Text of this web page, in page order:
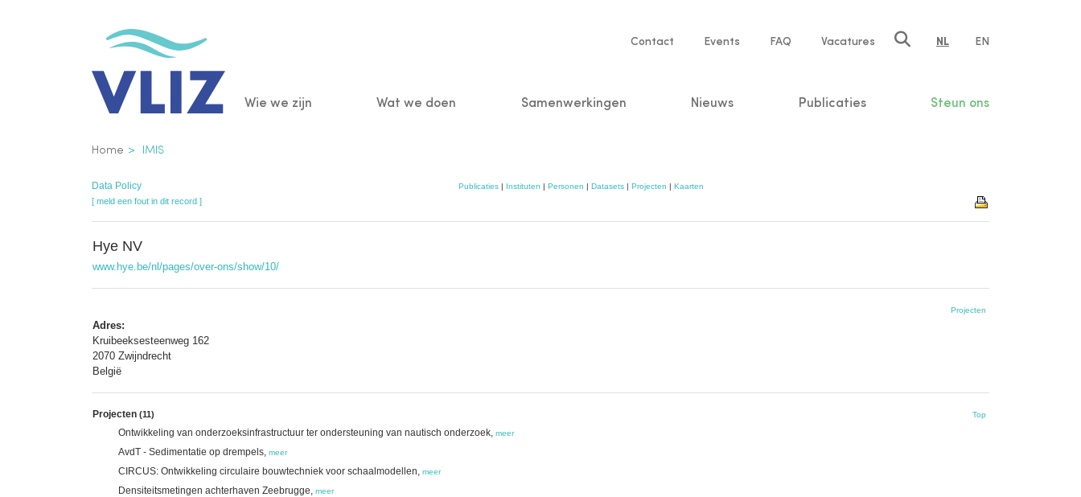
Service
Contact Events FAQ Vacatures NL EN
Main
Wie we zijn Wat we doen Samenwerkingen Nieuws Publicaties Steun ons
Kruimelpad
Home IMIS
Data Policy Publicaties| Instituten | Personen | Datasets| Projecten | Kaarten
[ meld een fout in dit record ]
Hye NV
www.hye.be/nl/pages/over-ons/show/10/
Adres:
Kruibeeksesteenweg 162
2070 Zwijndrecht
België
Projecten
Projecten (11) Top
Ontwikkeling van onderzoeksinfrastructuur ter ondersteuning van nautisch onderzoek, meer
AvdT - Sedimentatie op drempels, meer
CIRCUS: Ontwikkeling circulaire bouwtechniek voor schaalmodellen, meer
Densiteitsmetingen achterhaven Zeebrugge, meer